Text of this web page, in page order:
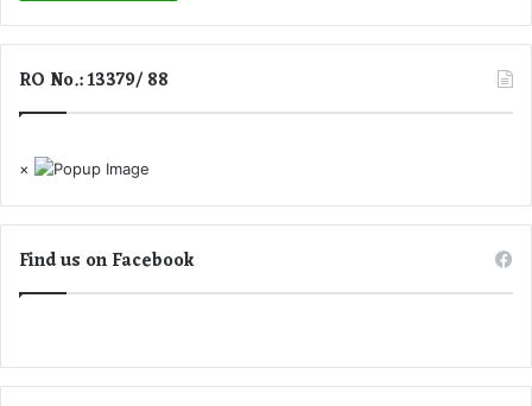
RO No.: 13379/ 88
×
Find us on Facebook